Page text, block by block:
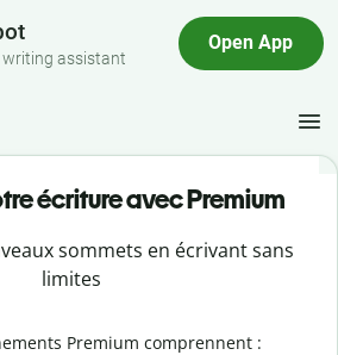
writing assistant
Open App
écriture avec Premium
sommets en écrivant sans
limites
Premium comprennent :